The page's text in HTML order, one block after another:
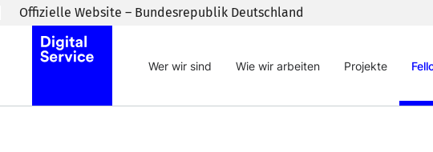
Zum Inhaltsbereich wechseln
Offizielle Website – Bundesrepublik Deutschland
Wer wir sind Wie wir arbeiten Projekte